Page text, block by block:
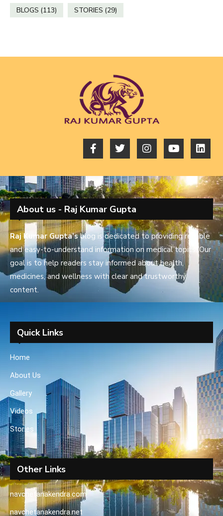
BLOGS (113) STORIES (29)
About us - Raj Kumar Gupta
Raj Kumar Gupta’sblog is dedicated to providing reliable
and easy-to-understand information on medical topics. Our
goal is to help readers stay informed about health,
medicines, and wellness with clear and trustworthy
content.
Quick Links
Home
About Us
Gallery
Videos
Stories
Other Links
navchetanakendra.com
navchetanakendra.net